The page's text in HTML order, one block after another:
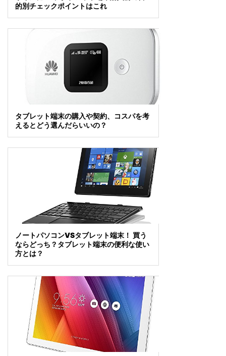
的別チェックポイントはこれ
タブレット端末の購入や契約、コスパを考
えるとどう選んだらいいの？
ノートパソコンVSタブレット端末！ 買う
ならどっち？タブレット端末の便利な使い
方とは？